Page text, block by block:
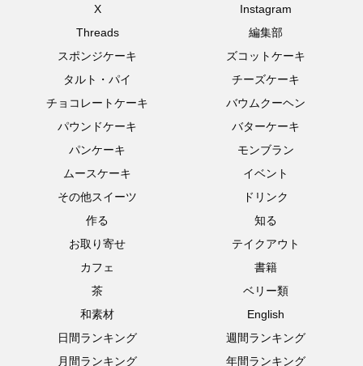
X
Instagram
Threads
編集部
スポンジケーキ
ズコットケーキ
タルト・パイ
チーズケーキ
チョコレートケーキ
バウムクーヘン
パウンドケーキ
バターケーキ
パンケーキ
モンブラン
ムースケーキ
イベント
その他スイーツ
ドリンク
作る
知る
お取り寄せ
テイクアウト
カフェ
書籍
茶
ベリー類
和素材
English
日間ランキング
週間ランキング
月間ランキング
年間ランキング